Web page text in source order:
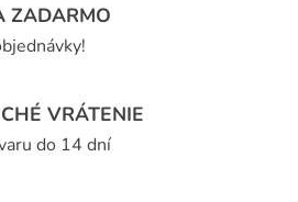
ZADARMO
VRÁTENIE
do 14 dní